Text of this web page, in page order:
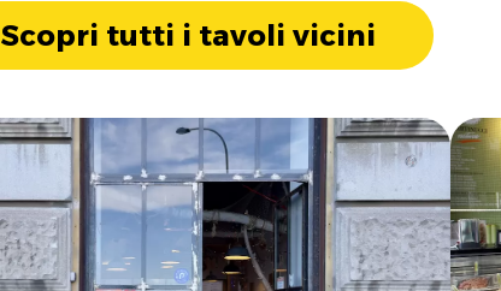
Scopri tutti i tavoli vicini